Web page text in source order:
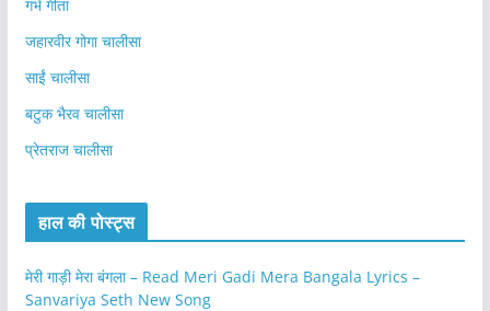
गर्भ गीता
जहारवीर गोगा चालीसा
साईं चालीसा
बटुक भैरव चालीसा
प्रेतराज चालीसा
हाल की पोस्ट्स
मेरी गाड़ी मेरा बंगला – Read Meri Gadi Mera Bangala Lyrics –
Sanvariya Seth New Song